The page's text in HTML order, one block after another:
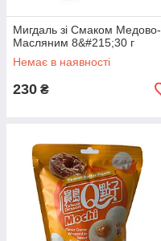
Мигдаль зі Смаком Медово-
Масляним 8&#215;30 г
Немає в наявності
230 ₴